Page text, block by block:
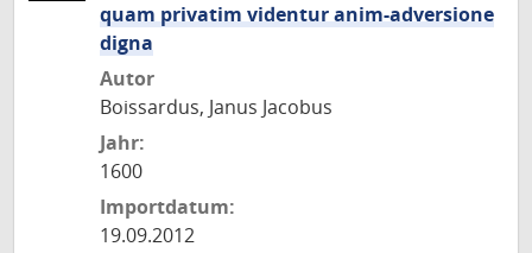
quam privatim videntur anim-adversione
digna
Autor
Boissardus, Janus Jacobus
Jahr:
1600
Importdatum:
19.09.2012